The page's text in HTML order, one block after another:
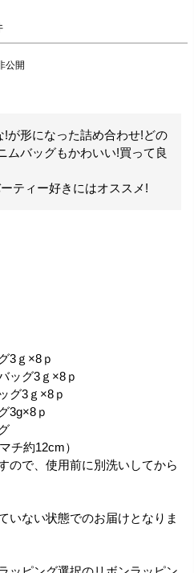
公開
!が形になった詰め合わせ!どの
ムバッグもかわいい!買って良
ティー好きにはオススメ!
3ｇ×8ｐ
ッグ3ｇ×8ｐ
グ3ｇ×8ｐ
3g×8ｐ
チ約12cm）
ので、使用前に別洗いしてから
いない状態でのお届けとなりま